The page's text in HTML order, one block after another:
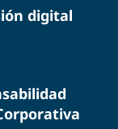
digital